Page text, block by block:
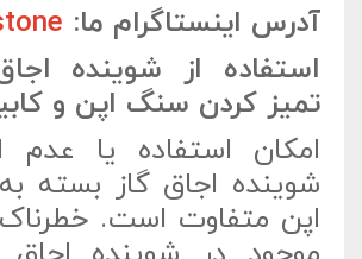
آدرس اینستاگرام ما:
استفاده از شوینده
تمیز کردن سنگ اپن و
امکان استفاده یا عدم
شوینده اجاق گاز بسته
اپن متفاوت است.